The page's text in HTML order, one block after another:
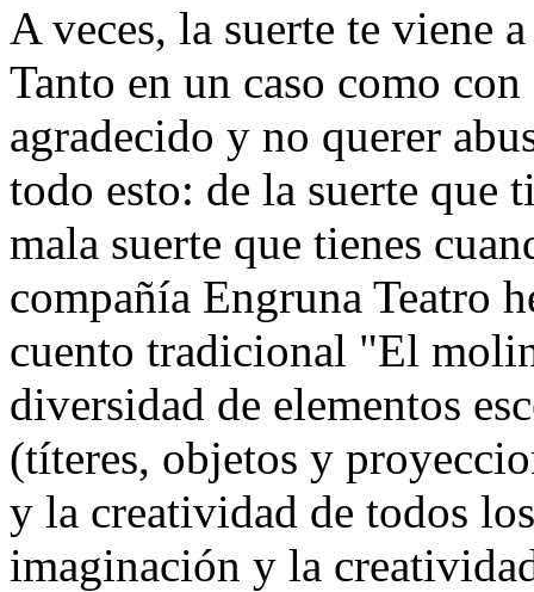
A veces, la suerte te viene
Tanto en un caso como
agradecido y no querer
todo esto: de la suerte que
mala suerte que tienes
compañía Engruna Teatro
cuento tradicional "El
diversidad de elementos
(títeres, objetos y
y la creatividad de todos
imaginación y la